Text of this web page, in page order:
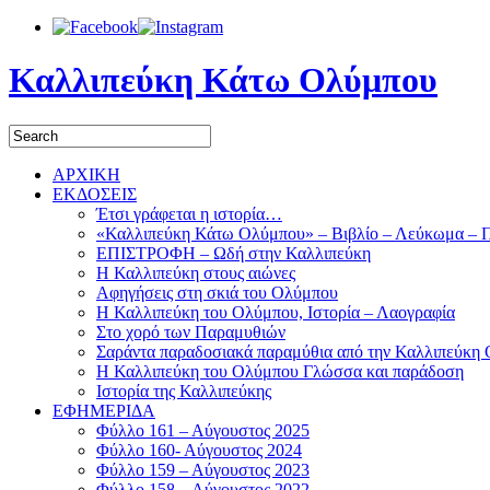
Καλλιπεύκη Κάτω Ολύμπου
ΑΡΧΙΚΗ
ΕΚΔΟΣΕΙΣ
Έτσι γράφεται η ιστορία…
«Καλλιπεύκη Κάτω Ολύμπου» – Βιβλίο – Λεύκωμα –
ΕΠΙΣΤΡΟΦΗ – Ωδή στην Καλλιπεύκη
Η Καλλιπεύκη στους αιώνες
Αφηγήσεις στη σκιά του Ολύμπου
Η Καλλιπεύκη του Ολύμπου, Ιστορία – Λαογραφία
Στο χορό των Παραμυθιών
Σαράντα παραδοσιακά παραμύθια από την
Η Καλλιπεύκη του Ολύμπου Γλώσσα και παράδοση
Ιστορία της Καλλιπεύκης
ΕΦΗΜΕΡΙΔΑ
Φύλλο 161 – Αύγουστος 2025
Φύλλο 160- Αύγουστος 2024
Φύλλο 159 – Αύγουστος 2023